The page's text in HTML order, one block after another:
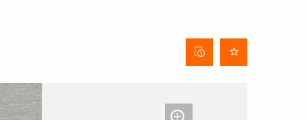
Behangdatenblatt